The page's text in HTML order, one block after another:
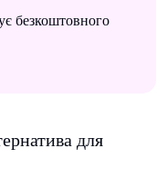
безкоштовного
для